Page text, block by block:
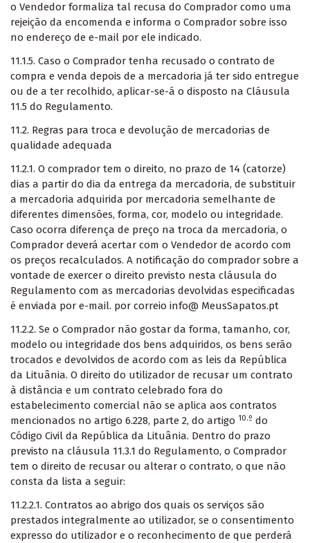
o Vendedor formaliza tal recusa do Comprador como uma
rejeição da encomenda e informa o Comprador sobre isso
no endereço de e-mail por ele indicado.
11.1.5. Caso o Comprador tenha recusado o contrato de
compra e venda depois de a mercadoria já ter sido entregue
ou de a ter recolhido, aplicar-se-á o disposto na Cláusula
11.5 do Regulamento.
11.2. Regras para troca e devolução de mercadorias de
qualidade adequada
11.2.1. O comprador tem o direito, no prazo de 14 (catorze)
dias a partir do dia da entrega da mercadoria, de substituir
a mercadoria adquirida por mercadoria semelhante de
diferentes dimensões, forma, cor, modelo ou integridade.
Caso ocorra diferença de preço na troca da mercadoria, o
Comprador deverá acertar com o Vendedor de acordo com
os preços recalculados. A notificação do comprador sobre a
vontade de exercer o direito previsto nesta cláusula do
Regulamento com as mercadorias devolvidas especificadas
é enviada por e-mail. por correio info@ MeusSapatos.pt
11.2.2. Se o Comprador não gostar da forma, tamanho, cor,
modelo ou integridade dos bens adquiridos, os bens serão
trocados e devolvidos de acordo com as leis da República
da Lituânia. O direito do utilizador de recusar um contrato
à distância e um contrato celebrado fora do
estabelecimento comercial não se aplica aos contratos
mencionados no artigo 6.228, parte 2, do artigo 10.º do
Código Civil da República da Lituânia. Dentro do prazo
previsto na cláusula 11.3.1 do Regulamento, o Comprador
tem o direito de recusar ou alterar o contrato, o que não
consta da lista a seguir:
11.2.2.1. Contratos ao abrigo dos quais os serviços são
prestados integralmente ao utilizador, se o consentimento
expresso do utilizador e o reconhecimento de que perderá